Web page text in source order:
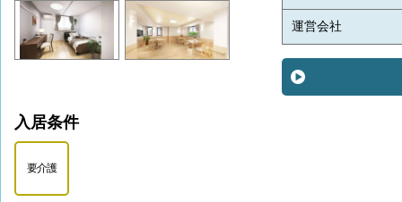
運営会社
入居条件
要介護